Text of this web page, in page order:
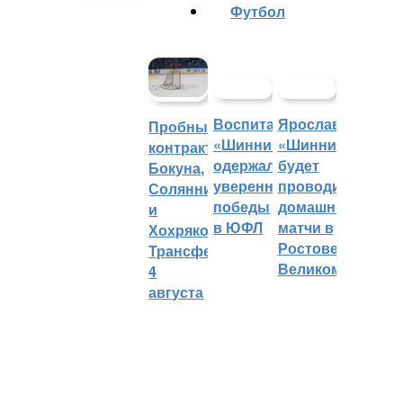
Пробные
контракты
Бокуна,
Солянникова
и
Хохрякова.
Трансферы
4
августа
Футбол
Воспитанники
«Шинника»
одержали
уверенные
победы
в ЮФЛ
Ярославский
«Шинник»
будет
проводить
домашние
матчи в
Ростове
Великом